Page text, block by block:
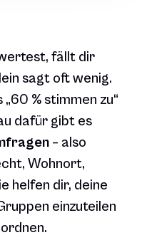
fällt dir
sagt oft wenig.
% stimmen zu“
dafür gibt es
– also
Wohnort,
helfen dir, deine
einzuteilen